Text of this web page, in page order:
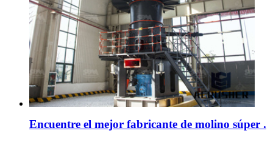
Encuentre el mejor fabricante de molino súper .